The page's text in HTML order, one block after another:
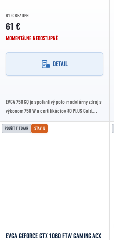
61 € BEZ DPH
61 €
MOMENTÁLNE NEDOSTUPNÉ
DETAIL
EVGA 750 GQ je spoľahlivý polo-modulárny zdroj s
výkonom 750 W a certifikáciou 80 PLUS Gold.
POUŽITÝ TOVAR STAV B
EVGA GEFORCE GTX 1060 FTW GAMING ACX